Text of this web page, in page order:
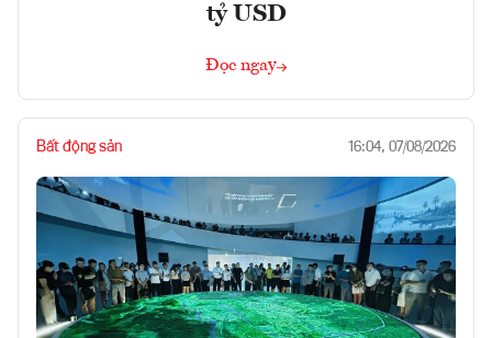
tỷ USD
Đọc ngay
Bất động sản 16:04, 07/08/2026